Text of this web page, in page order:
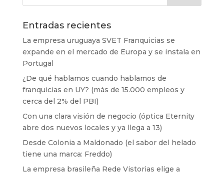
Entradas recientes
La empresa uruguaya SVET Franquicias se
expande en el mercado de Europa y se instala en
Portugal
¿De qué hablamos cuando hablamos de
franquicias en UY? (más de 15.000 empleos y
cerca del 2% del PBI)
Con una clara visión de negocio (óptica Eternity
abre dos nuevos locales y ya llega a 13)
Desde Colonia a Maldonado (el sabor del helado
tiene una marca: Freddo)
La empresa brasileña Rede Vistorias elige a